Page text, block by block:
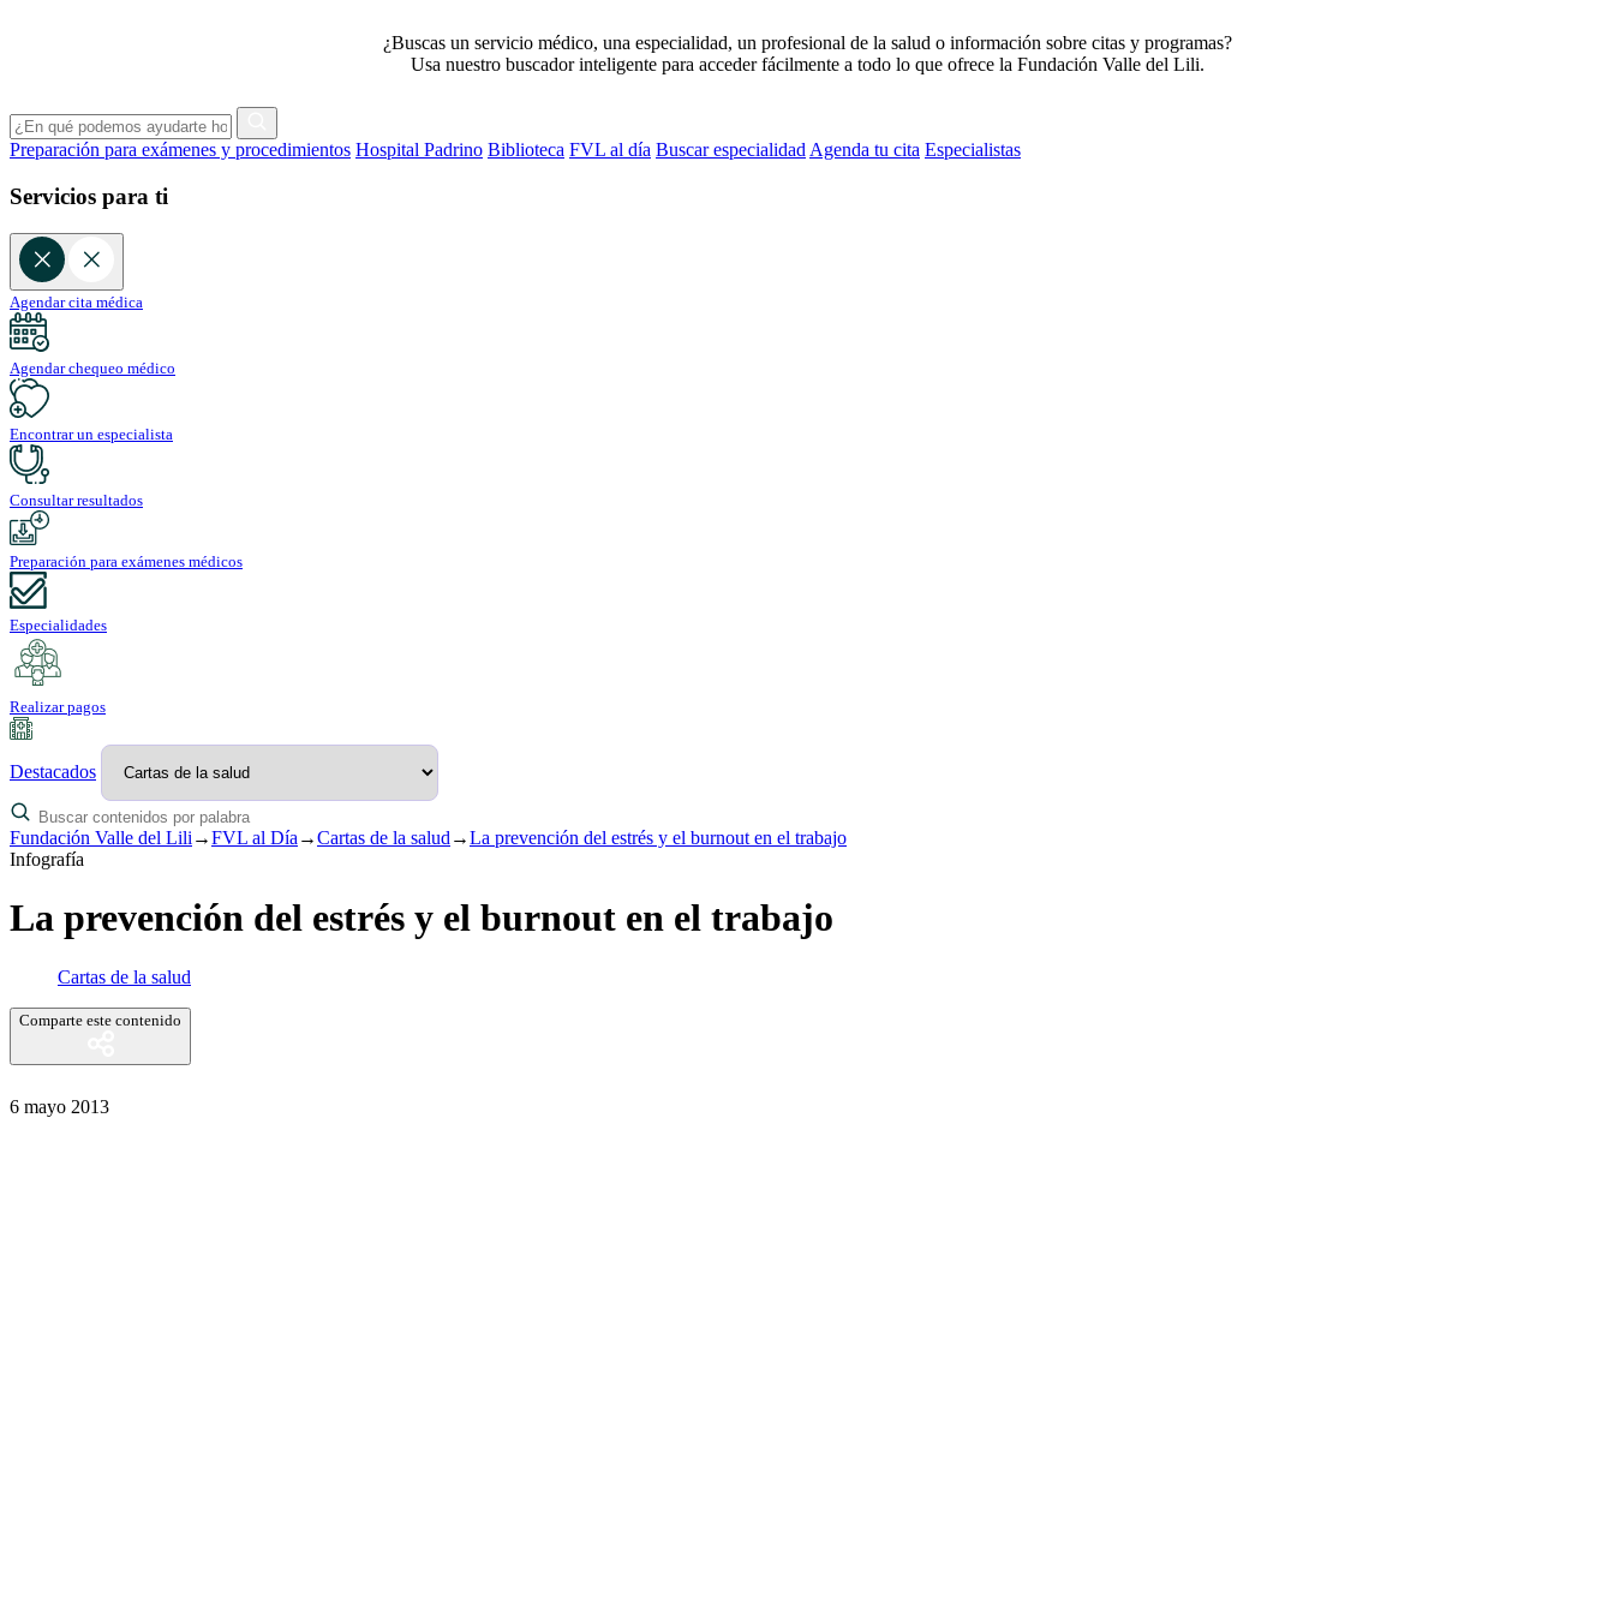
¿Buscas un servicio médico, una especialidad, un profesional de la salud o información sobre citas y programas?
Usa nuestro buscador inteligente para acceder fácilmente a todo lo que ofrece la Fundación Valle del Lili.
Preparación para exámenes y procedimientos Hospital Padrino Biblioteca FVL al día Buscar especialidad Agenda tu cita Especialistas
Servicios para ti
Agendar cita médica
Agendar chequeo médico
Encontrar un especialista
Consultar resultados
Preparación para exámenes médicos
Especialidades
Realizar pagos
Destacados
Fundación Valle del Lili →FVL al Día →Cartas de la salud →La prevención del estrés y el burnout en el trabajo
Infografía
La prevención del estrés y el burnout en el trabajo
Cartas de la salud
Comparte este contenido
6 mayo 2013